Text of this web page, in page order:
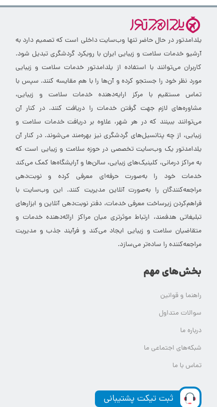
یلدامدتور در حال حاضر تنها وب‌سایت داخلی است که تصمیم دارد به
آرشیو خدمات سلامت و زیبایی ایران با رویکرد گردشگری تبدیل شود.
کاربران می‌توانند با استفاده از یلدامدتور خدمات سلامت و زیبایی
مورد نظر خود را جستجو کرده و آن‌ها را با هم مقایسه کنند. سپس با
تماس مستقیم با مرکز ارایه‌دهنده خدمات سلامت و زیبایی،
مشاوره‌های لازم جهت گرفتن خدمات را دریافت کنند. در کنار آن
می‌توانند ببینند که در هر شهر، علاوه بر دریافت خدمات سلامت و
زیبایی، از چه پتانسیل‌های گردشگری نیز بهره‌مند می‌شوند. در کنار آن
یلدامدتور یک وب‌سایت تخصصی در حوزه سلامت و زیبایی است که
به مراکز درمانی، کلینیک‌های زیبایی، سالن‌ها و آرایشگاه‌ها کمک می‌کند
خدمات خود را به‌صورت حرفه‌ای معرفی کرده و نوبت‌دهی
مراجعه‌کنندگان را به‌صورت آنلاین مدیریت کنند. این وب‌سایت با
فراهم‌کردن زیرساخت معرفی خدمات، دفتر نوبت‌دهی آنلاین و ابزارهای
تبلیغاتی هدفمند، ارتباط موثرتری میان مراکز ارائه‌دهنده خدمات و
متقاضیان سلامت و زیبایی ایجاد می‌کند و فرآیند جذب و مدیریت
مراجعه‌کننده را ساده‌تر می‌سازد.
بخش‌های مهم
راهنما و قوانین
سوالات متداول
درباره ما
شبکه‌های اجتماعی ما
تماس با ما
ثبت تیکت پشتیبانی